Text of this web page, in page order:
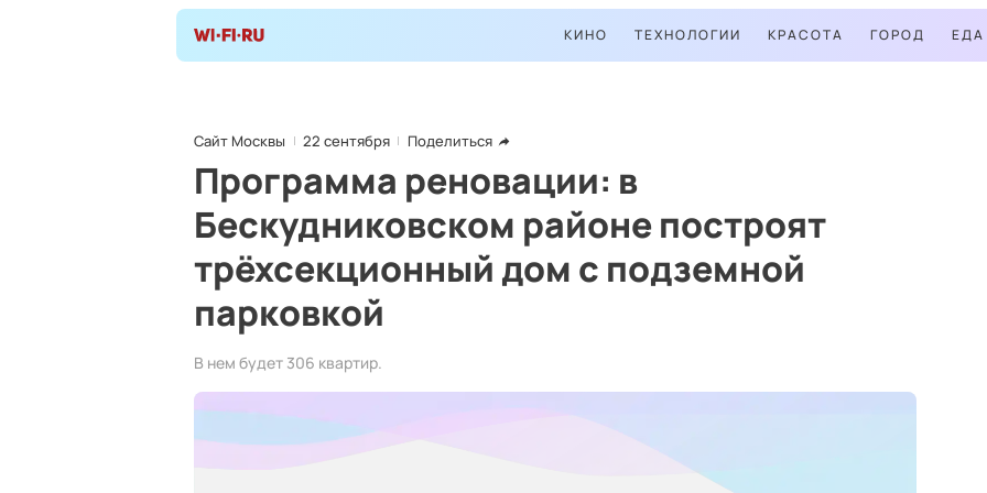
КИНО ТЕХНОЛОГИИ КРАСОТА ГОРОД ЕДА
Сайт Москвы 22 сентября Поделиться
Программа реновации: в
Бескудниковском районе построят
трёхсекционный дом с подземной
парковкой
В нем будет 306 квартир.